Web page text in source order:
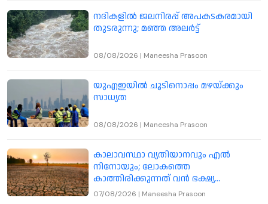
നദികളിൽ ജലനിരപ്പ് അപകടകരമായി
തുടരുന്നു; മഞ്ഞ അലർട്ട്
08/08/2026 | Maneesha Prasoon
യുഎഇയിൽ ചൂടിനൊപ്പം മഴയ്ക്കും
സാധ്യത
08/08/2026 | Maneesha Prasoon
കാലാവസ്ഥാ വ്യതിയാനവും എൽ
നിനോയും; ലോകത്തെ
കാത്തിരിക്കുന്നത് വൻ ഭക്ഷ്യ
പ്രതിസന്ധി
07/08/2026 | Maneesha Prasoon